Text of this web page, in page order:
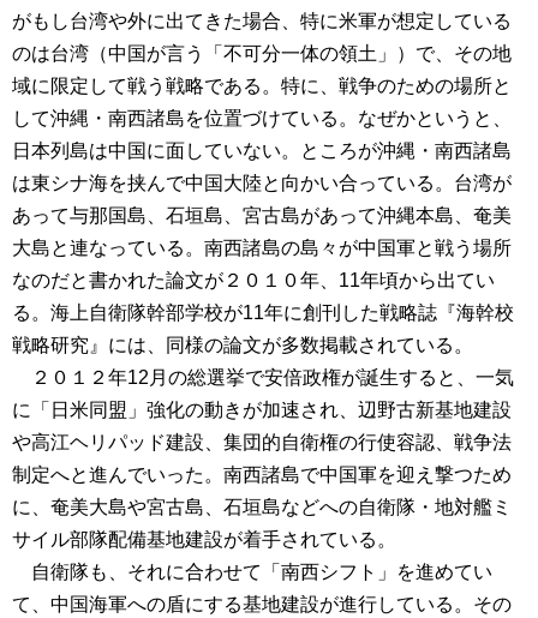
がもし台湾や外に出てきた場合、特に米軍が想定している
のは台湾（中国が言う「不可分一体の領土」）で、その地
域に限定して戦う戦略である。特に、戦争のための場所と
して沖縄・南西諸島を位置づけている。なぜかというと、
日本列島は中国に面していない。ところが沖縄・南西諸島
は東シナ海を挟んで中国大陸と向かい合っている。台湾が
あって与那国島、石垣島、宮古島があって沖縄本島、奄美
大島と連なっている。南西諸島の島々が中国軍と戦う場所
なのだと書かれた論文が２０１０年、11年頃から出てい
る。海上自衛隊幹部学校が11年に創刊した戦略誌『海幹校
戦略研究』には、同様の論文が多数掲載されている。
２０１２年12月の総選挙で安倍政権が誕生すると、一気
に「日米同盟」強化の動きが加速され、辺野古新基地建設
や高江ヘリパッド建設、集団的自衛権の行使容認、戦争法
制定へと進んでいった。南西諸島で中国軍を迎え撃つため
に、奄美大島や宮古島、石垣島などへの自衛隊・地対艦ミ
サイル部隊配備基地建設が着手されている。
自衛隊も、それに合わせて「南西シフト」を進めてい
て、中国海軍への盾にする基地建設が進行している。その